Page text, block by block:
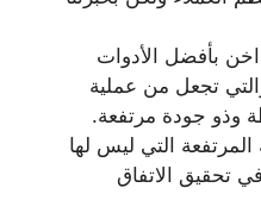
بأفضل الأدوات
تجعل من عملية
وذو جودة مرتفعة.
المرتفعة التي ليس لها
تحقيق الاتفاق